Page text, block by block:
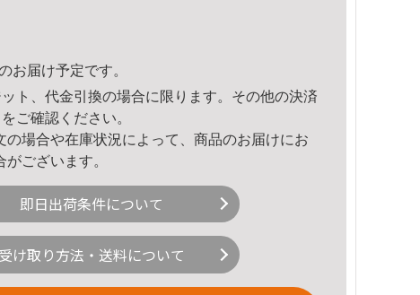
お届け予定です。
ト、代金引換の場合に限ります。その他の決済
をご確認ください。
場合や在庫状況によって、商品のお届けにお
ございます。
即日出荷条件について
受け取り方法・送料について